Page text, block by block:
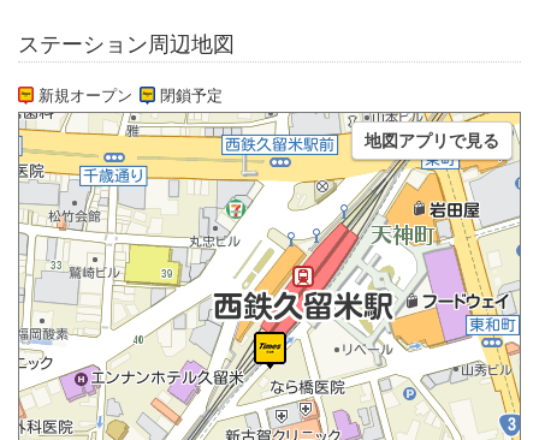
ステーション周辺地図
新規オープン 閉鎖予定
地図アプリで見る